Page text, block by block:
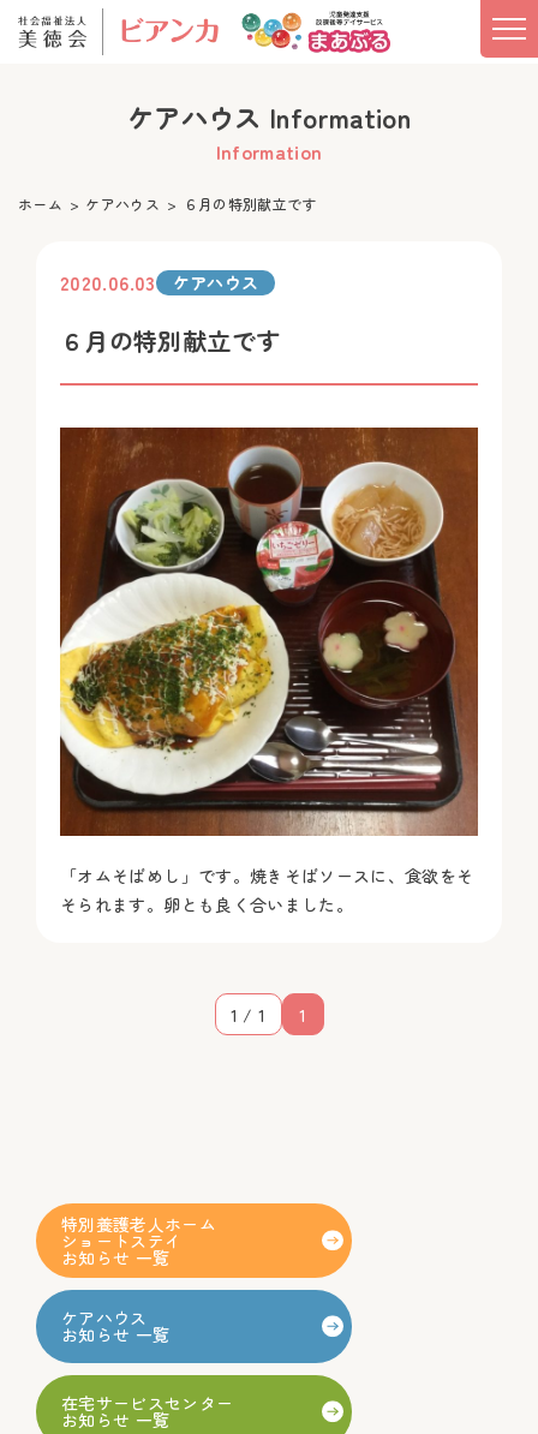
ケアハウス Information
Information
ホーム ケアハウス ６月の特別献立です
2020.06.03 ケアハウス
６月の特別献立です
「オムそばめし」です。焼きそばソースに、食欲をそ
そられます。卵とも良く合いました。
1 / 1 1
特別養護老人ホーム
ショートステイ
お知らせ 一覧
ケアハウス
お知らせ 一覧
在宅サービスセンター
お知らせ 一覧